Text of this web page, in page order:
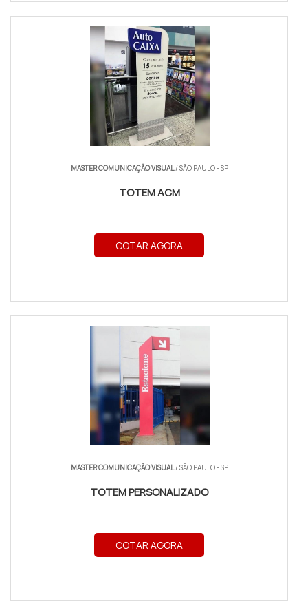
MASTER COMUNICAÇÃO VISUAL/ SÃO PAULO - SP
TOTEM ACM
COTAR AGORA
MASTER COMUNICAÇÃO VISUAL/ SÃO PAULO - SP
TOTEM PERSONALIZADO
COTAR AGORA